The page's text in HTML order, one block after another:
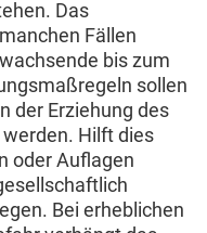
Das
Fällen
bis zum
sollen
der Erziehung des
Hilft dies
oder Auflagen
Bei erheblichen